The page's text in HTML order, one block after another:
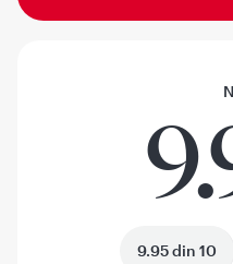
9.95 din 10